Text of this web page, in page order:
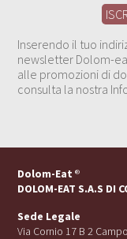
Inserendo il tuo
newsletter Dolom-
alle promozioni di
consulta la nostra
Dolom-Eat ®
DOLOM-EAT S.A.S DI
Sede Legale
Via Cornio 17 B 2